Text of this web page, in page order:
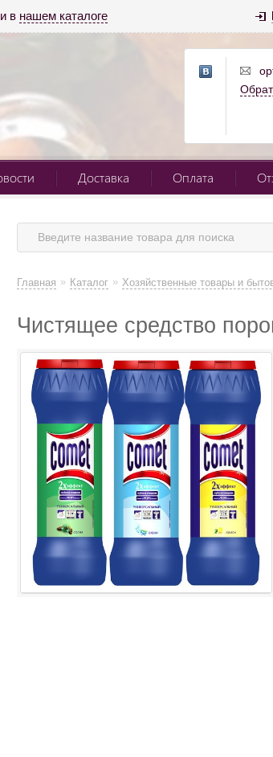
в нашем каталоге
Доставка Оплата
Главная » Каталог » Хозяйственные товары и
Чистящее средство